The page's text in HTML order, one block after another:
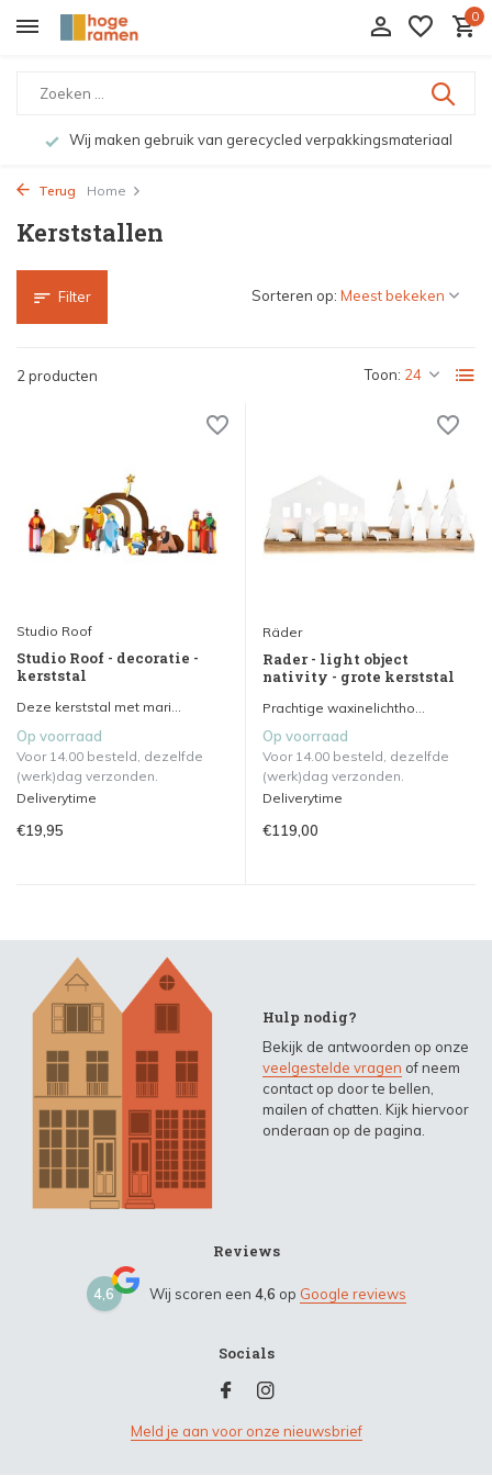
0
Wij maken gebruik van gerecycled verpakkingsmateriaal
Terug Home
Kerststallen
Filter
2 producten Toon:
Sorteren op:
Studio Roof
Studio Roof - decoratie -
kerststal
Deze kerststal met mari...
Op voorraad
Voor 14.00 besteld, dezelfde
(werk)dag verzonden.
Deliverytime
€19,95
Räder
Rader - light object
nativity - grote kerststal
Prachtige waxinelichtho...
Op voorraad
Voor 14.00 besteld, dezelfde
(werk)dag verzonden.
Deliverytime
€119,00
Hulp nodig?
Bekijk de antwoorden op onze
veelgestelde vragen of neem
contact op door te bellen,
mailen of chatten. Kijk hiervoor
onderaan op de pagina.
Reviews
4,6 Wij scoren een 4,6 op Google reviews
Socials
Meld je aan voor onze nieuwsbrief